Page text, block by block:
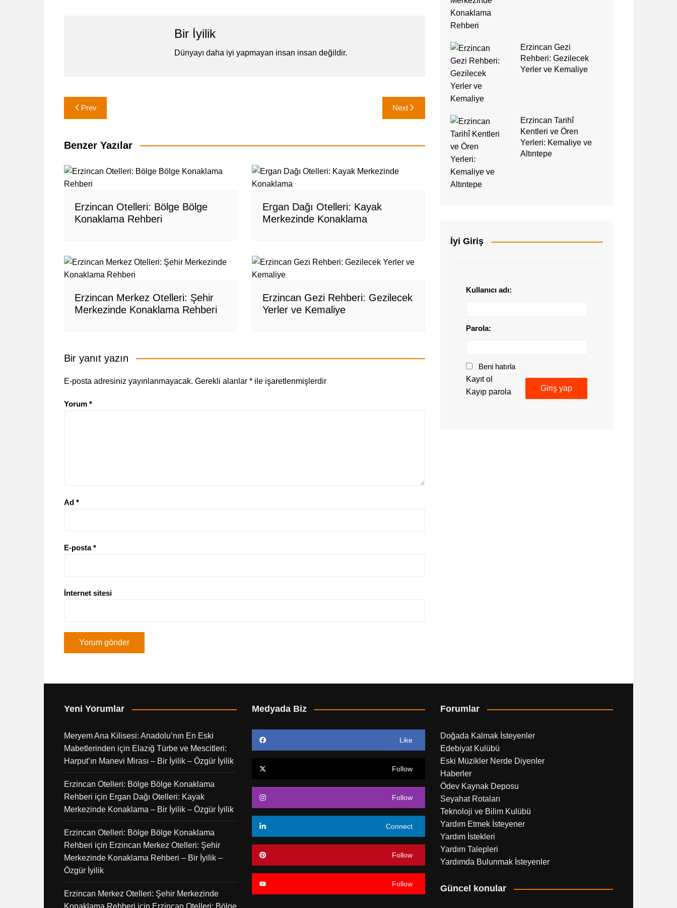
Bir İyilik
Dünyayı daha iyi yapmayan insan insan değildir.
Yazı
gezinmesi
Prev Next
Benzer Yazılar
Erzincan Otelleri: Bölge Bölge
Konaklama Rehberi
Ergan Dağı Otelleri: Kayak
Merkezinde Konaklama
Erzincan Merkez Otelleri: Şehir
Merkezinde Konaklama Rehberi
Erzincan Gezi Rehberi: Gezilecek
Yerler ve Kemaliye
Bir yanıt yazın
E-posta adresiniz yayınlanmayacak. Gerekli alanlar * ile işaretlenmişlerdir
Yorum *
Ad *
E-posta*
İnternet sitesi
Erzincan Gezi
Rehberi: Gezilecek
Yerler ve Kemaliye
Erzincan Tarihî
Kentleri ve Ören
Yerleri: Kemaliye ve
Altıntepe
İyi Giriş
Kullanıcı adı:
Parola:
Beni hatırla
Giriş yap
Kayıt ol
Kayıp parola
Yeni Yorumlar
Meryem Ana Kilisesi: Anadolu’nın En Eski
Mabetlerinden için Elazığ Türbe ve Mescitleri:
Harput’ın Manevi Mirası – Bir İyilik – Özgür İyilik
Erzincan Otelleri: Bölge Bölge Konaklama
Rehberi için Ergan Dağı Otelleri: Kayak
Merkezinde Konaklama – Bir İyilik – Özgür İyilik
Erzincan Otelleri: Bölge Bölge Konaklama
Rehberi için Erzincan Merkez Otelleri: Şehir
Merkezinde Konaklama Rehberi – Bir İyilik –
Özgür İyilik
Erzincan Merkez Otelleri: Şehir Merkezinde
Medyada Biz
Like
Follow
Follow
Connect
Follow
Follow
Forumlar
Doğada Kalmak İsteyenler
Edebiyat Kulübü
Eski Müzikler Nerde Diyenler
Haberler
Ödev Kaynak Deposu
Seyahat Rotaları
Teknoloji ve Bilim Kulübü
Yardım Etmek İsteyener
Yardım İstekleri
Yardım Talepleri
Yardımda Bulunmak İsteyenler
Güncel konular